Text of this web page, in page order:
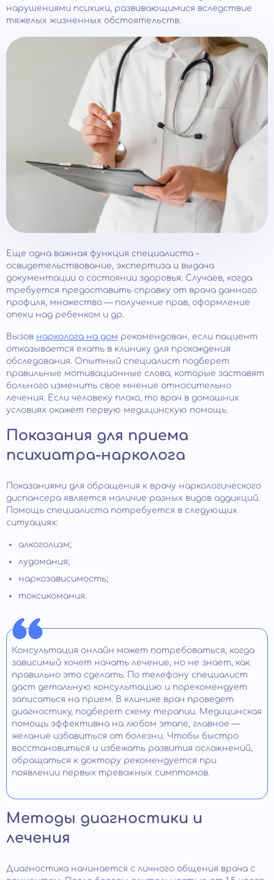
нарушениями психики, развивающимися вследствие
тяжелых жизненных обстоятельств.
Еще одна важная функция специалиста –
освидетельствование, экспертиза и выдача
документации о состоянии здоровья. Случаев, когда
требуется предоставить справку от врача данного
профиля, множество — получение прав, оформление
опеки над ребенком и др.
Вызов нарколога на дом рекомендован, если пациент
отказывается ехать в клинику для прохождения
обследования. Опытный специалист подберет
правильные мотивационные слова, которые заставят
больного изменить свое мнение относительно
лечения. Если человеку плохо, то врач в домашних
условиях окажет первую медицинскую помощь.
Показания для приема
психиатра-нарколога
Показаниями для обращения к врачу наркологического
диспансера является наличие разных видов аддикций.
Помощь специалиста потребуется в следующих
ситуациях:
алкоголизм;
лудомания;
наркозависимость;
токсикомания.
Консультация онлайн может потребоваться, когда
зависимый хочет начать лечение, но не знает, как
правильно это сделать. По телефону специалист
даст детальную консультацию и порекомендует
записаться на прием. В клинике врач проведет
диагностику, подберет схему терапии. Медицинская
помощь эффективна на любом этапе, главное —
желание избавиться от болезни. Чтобы быстро
восстановиться и избежать развития осложнений,
обращаться к доктору рекомендуется при
появлении первых тревожных симптомов.
Методы диагностики и
лечения
Диагностика начинается с личного общения врача с